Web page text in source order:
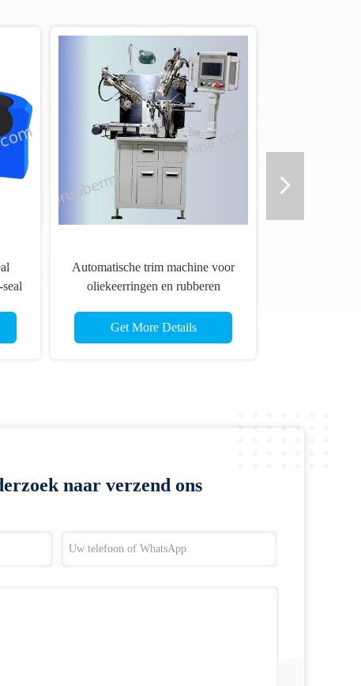
Automatische trim machine voor
oliekeerringen en rubberen
Get More Details
naar verzend ons